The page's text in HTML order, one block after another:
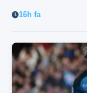
16h fa